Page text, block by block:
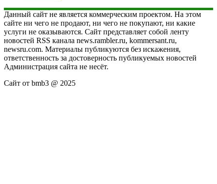
Данный сайт не является коммерческим проектом. На этом
сайте ни чего не продают, ни чего не покупают, ни какие
услуги не оказываются. Сайт представляет собой ленту
новостей RSS канала news.rambler.ru, kommersant.ru,
newsru.com. Материалы публикуются без искажения,
ответственность за достоверность публикуемых новостей
Администрация сайта не несёт.
Сайт от bmb3 @ 2025